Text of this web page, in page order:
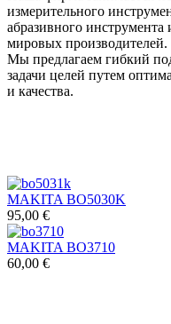
измерительного
абразивного
мировых производителей.
Мы предлагаем гибкий
задачи целей путем
и качества.
MAKITA BO5030K
95,00 €
MAKITA BO3710
60,00 €